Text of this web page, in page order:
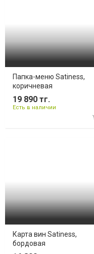
Папка-меню Satiness,
коричневая
19 890 тг.
Есть в наличии
Карта вин Satiness,
бордовая